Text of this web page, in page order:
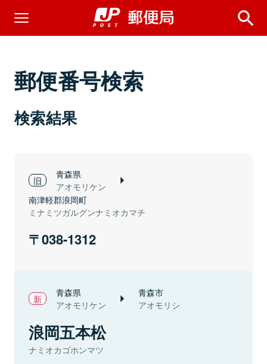
郵便番号検索
検索結果
青森県
アオモリケン
南津軽郡浪岡町
ミナミツガルグンナミオカマチ
038-1312
青森県
アオモリケン
青森市
アオモリシ
浪岡五本松
ナミオカゴホンマツ